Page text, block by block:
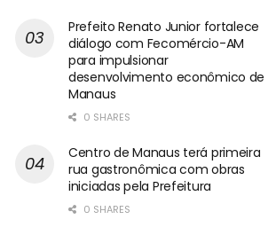
Prefeito Renato Junior fortalece
diálogo com Fecomércio-AM
para impulsionar
desenvolvimento econômico de
Manaus
0 SHARES
Centro de Manaus terá primeira
rua gastronômica com obras
iniciadas pela Prefeitura
0 SHARES